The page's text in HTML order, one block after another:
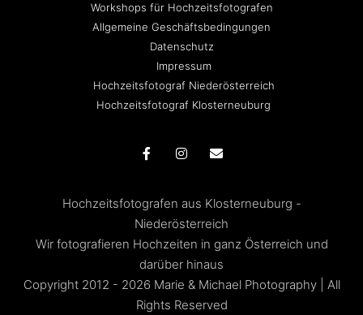
Workshops für Hochzeitsfotografen
Allgemeine Geschäftsbedingungen
Datenschutz
Impressum
Hochzeitsfotograf Niederösterreich
Hochzeitsfotograf Klosterneuburg
Hochzeitsfotografen aus Klosterneuburg -
Niederösterreich
Wir fotografieren Hochzeiten in ganz Österreich und
darüber hinaus
Copyright 2012 - 2026 Marie & Michael Photography | All
Rights Reserved